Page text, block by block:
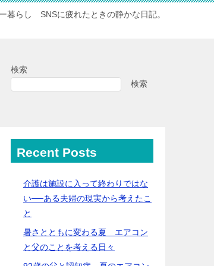
暮らし SNSに疲れたときの静かな日記。
検索
検索
Recent Posts
介護は施設に入って終わりではな
い──ある夫婦の現実から考えたこ
と
暑さとともに変わる夏 エアコン
と父のことを考える日々